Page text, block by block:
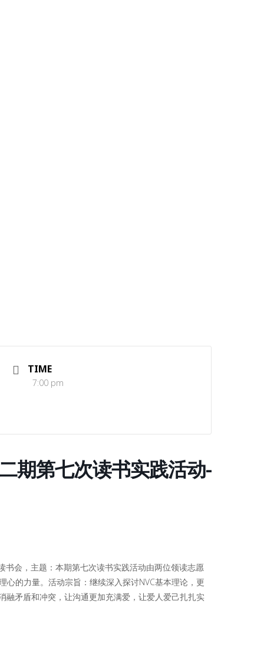
TIME
7:00 pm
期第七次读书实践活动-
书会，主题：本期第七次读书实践活动由两位领读志愿
的力量。活动宗旨：继续深入探讨NVC基本理论，更
融矛盾和冲突，让沟通更加充满爱，让爱人爱己扎扎实